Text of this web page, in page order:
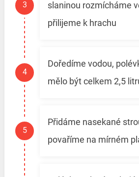
slaninou rozmícháme
přilijeme k hrachu
Doředíme vodou,
mělo být celkem 2,5
Přidáme nasekané
povaříme na mírném